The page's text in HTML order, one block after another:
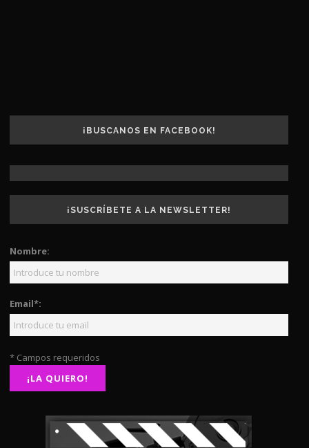
¡BUSCANOS EN FACEBOOK!
¡SUSCRÍBETE A LA NEWSLETTER!
Nombre:
Email*:
* Campos requeridos